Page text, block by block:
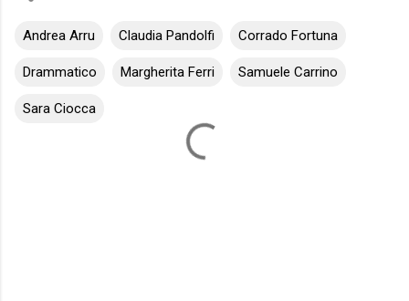
Andrea Arru Claudia Pandolfi Corrado Fortuna
Drammatico Margherita Ferri Samuele Carrino
Sara Ciocca